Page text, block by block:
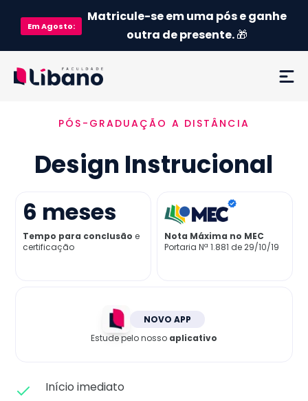
EmAgosto:
Matricule-se em uma pós e ganhe
outra de presente.🎁
Ementa
Como funciona
Credenciamento MEC
Preço
PÓS-GRADUAÇÃO A DISTÂNCIA
Design Instrucional
6 meses
Tempo para conclusão e
certificação
Nota Máxima no MEC
Portaria Nª 1.881 de 29/10/19
NOVO APP
Estude pelo nosso aplicativo
Início imediato